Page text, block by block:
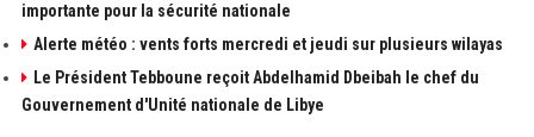
importante pour la sécurité nationale
Alerte météo : vents forts mercredi et jeudi sur plusieurs wilayas
Le Président Tebboune reçoit Abdelhamid Dbeibah le chef du
Gouvernement d'Unité nationale de Libye